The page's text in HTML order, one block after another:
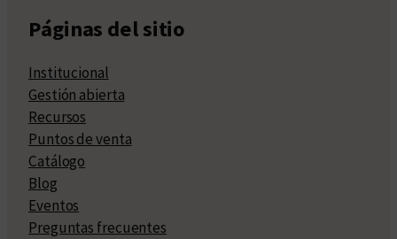
Páginas del sitio
Institucional
Gestión abierta
Recursos
Puntos de venta
Catálogo
Blog
Eventos
Preguntas frecuentes